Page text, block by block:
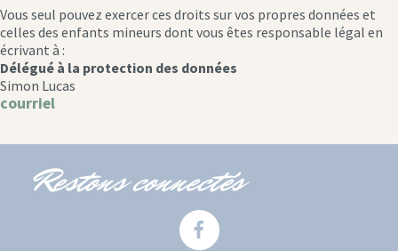
Vous seul pouvez exercer ces droits sur vos propres données et
celles des enfants mineurs dont vous êtes responsable légal en
écrivant à :
Délégué à la protection des données
Simon Lucas
courriel
Restons connectés